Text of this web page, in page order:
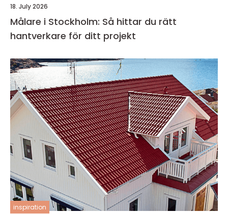
18. July 2026
Målare i Stockholm: Så hittar du rätt
hantverkare för ditt projekt
inspiration